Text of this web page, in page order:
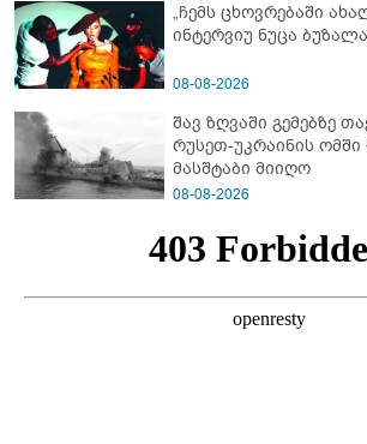
„ჩემს ცხოვრებაში
ინტერვიუ ნუცა
08-08-2026
შავ ზღვაში გემებზე
რუსეთ-უკრაინის
მასშტაბი მიიღო
08-08-2026